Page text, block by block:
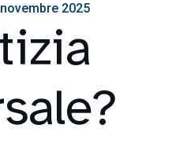
2025